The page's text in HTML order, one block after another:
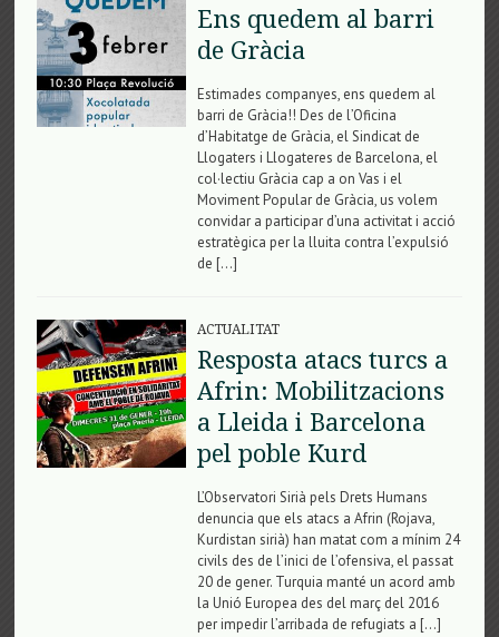
Ens quedem al barri
de Gràcia
Estimades companyes, ens quedem al
barri de Gràcia!! Des de l’Oficina
d’Habitatge de Gràcia, el Sindicat de
Llogaters i Llogateres de Barcelona, el
col·lectiu Gràcia cap a on Vas i el
Moviment Popular de Gràcia, us volem
convidar a participar d’una activitat i acció
estratègica per la lluita contra l’expulsió
de […]
ACTUALITAT
Resposta atacs turcs a
Afrin: Mobilitzacions
a Lleida i Barcelona
pel poble Kurd
L’Observatori Sirià pels Drets Humans
denuncia que els atacs a Afrin (Rojava,
Kurdistan sirià) han matat com a mínim 24
civils des de l’inici de l’ofensiva, el passat
20 de gener. Turquia manté un acord amb
la Unió Europea des del març del 2016
per impedir l’arribada de refugiats a […]